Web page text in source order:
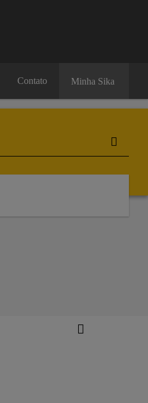
Contato Minha Sika